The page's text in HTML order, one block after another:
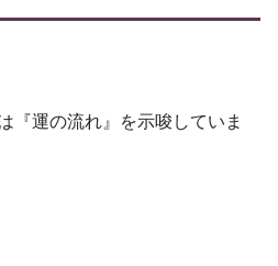
『運の流れ』を示唆していま